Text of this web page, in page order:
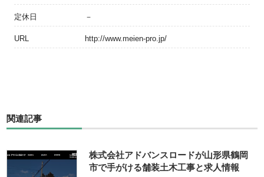
定休日 －
URL http://www.meien-pro.jp/
関連記事
株式会社アドバンスロードが山形県鶴岡
市で手がける舗装土木工事と求人情報